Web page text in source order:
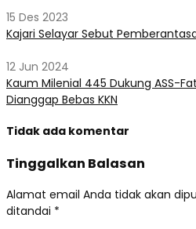
15 Des 2023
Kajari Selayar Sebut
12 Jun 2024
Kaum Milenial 445 Dukung ASS-
Dianggap Bebas KKN
Tidak ada komentar
Tinggalkan Balasan
Alamat email Anda tidak akan
ditandai *